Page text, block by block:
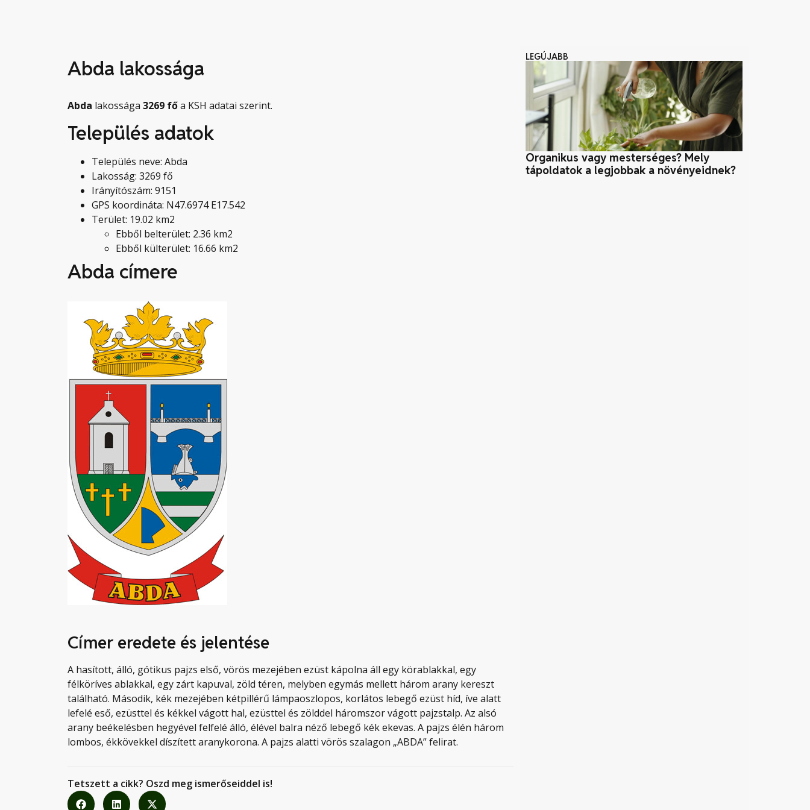
Abda lakossága
Abda lakossága 3269 főa KSH adatai szerint.
Település adatok
Település neve: Abda
Lakosság: 3269 fő
Irányítószám: 9151
GPS koordináta: N47.6974 E17.542
Terület: 19.02 km2
Ebből belterület: 2.36 km2
Ebből külterület: 16.66 km2
Abda címere
Címer eredete és jelentése
A hasított, álló, gótikus pajzs első, vörös mezejében ezüst kápolna áll egy körablakkal, egy
félköríves ablakkal, egy zárt kapuval, zöld téren, melyben egymás mellett három arany kereszt
található. Második, kék mezejében kétpillérű lámpaoszlopos, korlátos lebegő ezüst híd, íve alatt
lefelé eső, ezüsttel és kékkel vágott hal, ezüsttel és zölddel háromszor vágott pajzstalp. Az alsó
arany beékelésben hegyével felfelé álló, élével balra néző lebegő kék ekevas. A pajzs élén három
lombos, ékkövekkel díszített aranykorona. A pajzs alatti vörös szalagon „ABDA” felirat.
Tetszett a cikk? Oszd meg ismerőseiddel is!
LEGÚJABB
Organikus vagy mesterséges? Mely
tápoldatok a legjobbak a növényeidnek?